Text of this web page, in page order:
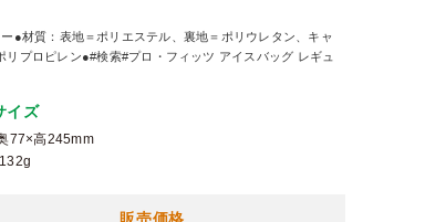
●材質：表地＝ポリエステル、裏地＝ポリウレタン、キャ
プロピレン●#検索#プロ・フィッツ アイスバッグ レギュ
イズ
77×高245mm